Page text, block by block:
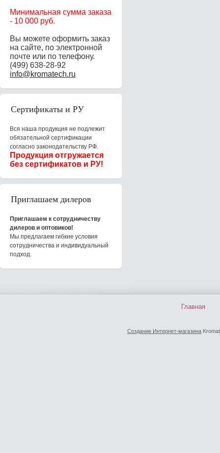
Минимальная сумма заказа
- 10 000 руб.
Вы можете оформить заказ
на сайте, по электронной
почте или по телефону.
(499) 638-28-92
info@kromatech.ru
Сертификаты и РУ
Вся наша продукция не подлежит
обязательной сертификации
согласно законодательству РФ.
Продукция отгружается
без сертификатов и РУ!
Приглашаем дилеров
Приглашаем к сотрудничеству
дилеров и оптовиков!
Мы предлагаем гибкие условия
сотрудничества и индивидуальный
подход.
Главная
Создание Интернет-магазина